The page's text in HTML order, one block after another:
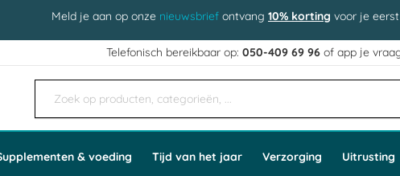
Meld je aan op onze nieuwsbrief ontvang 10% korting voor je
Telefonisch bereikbaar op:050-409 69 96 of app je
& voeding Tijd van het jaar Verzorging Uitrusting